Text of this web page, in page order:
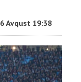
6 Avqust 19:38